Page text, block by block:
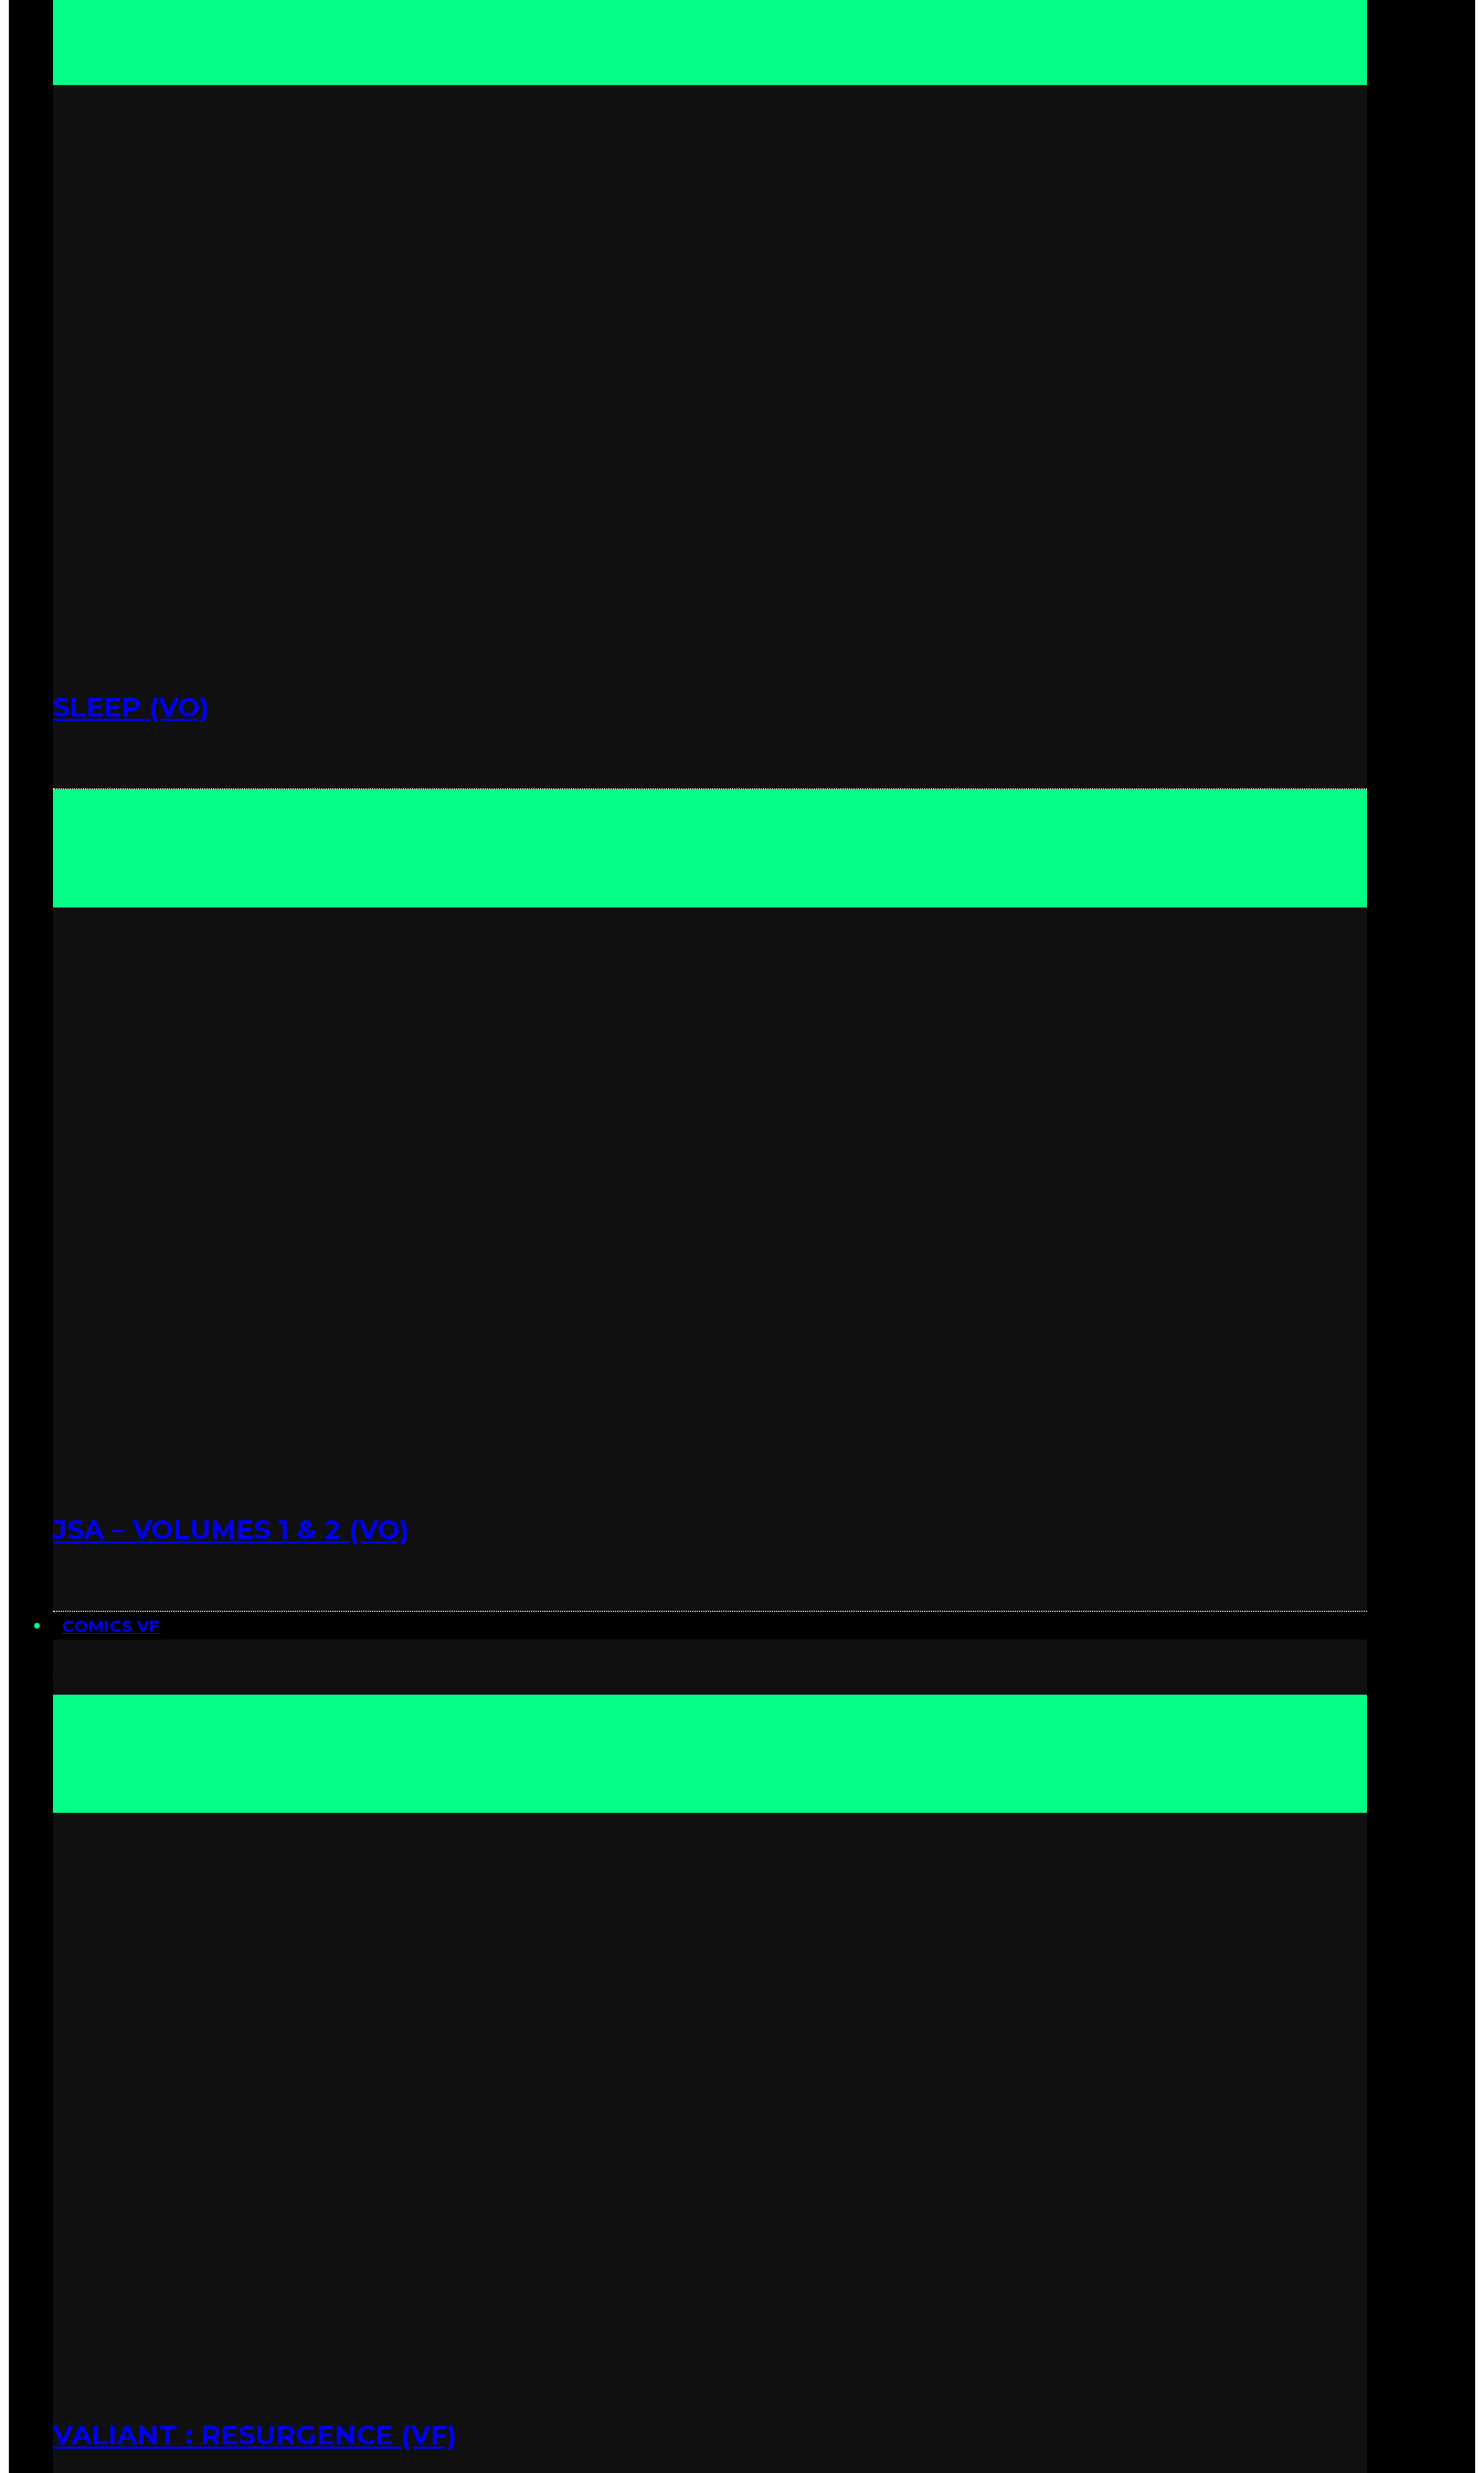
SLEEP (VO)
JSA – VOLUMES 1 & 2 (VO)
COMICS VF
VALIANT : RESURGENCE (VF)